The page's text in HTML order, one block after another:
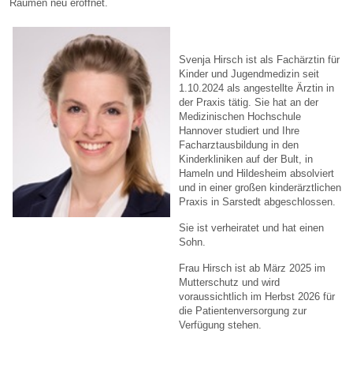
Räumen neu eröffnet.
Svenja Hirsch ist als Fachärztin für
Kinder und Jugendmedizin seit
1.10.2024 als angestellte Ärztin in
der Praxis tätig. Sie hat an der
Medizinischen Hochschule
Hannover studiert und Ihre
Facharztausbildung in den
Kinderkliniken auf der Bult, in
Hameln und Hildesheim absolviert
und in einer großen kinderärztlichen
Praxis in Sarstedt abgeschlossen.
Sie ist verheiratet und hat einen
Sohn.
Frau Hirsch ist ab März 2025 im
Mutterschutz und wird
voraussichtlich im Herbst 2026 für
die Patientenversorgung zur
Verfügung stehen.